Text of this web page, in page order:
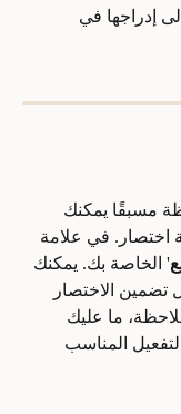
إدراجها في
مسبقًا يمكنك
اختصار. في علامة
' الخاصة بك. يمكنك
تضمين الاختصار
ما عليك
المناسب